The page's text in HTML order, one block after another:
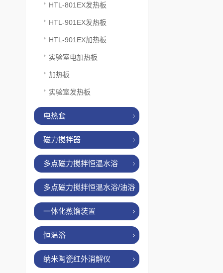
HTL-801EX发热板
HTL-901EX发热板
HTL-901EX加热板
实验室电加热板
加热板
实验室发热板
电热套
磁力搅拌器
多点磁力搅拌恒温水浴
多点磁力搅拌恒温水浴/油浴
一体化蒸馏装置
恒温浴
纳米陶瓷红外消解仪